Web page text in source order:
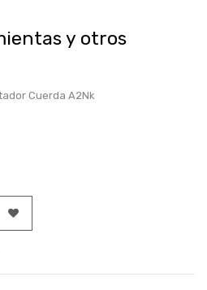
y otros
Cuerda A2Nk